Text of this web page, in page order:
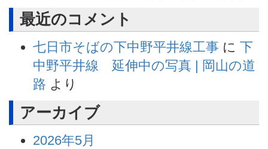
最近のコメント
七日市そばの下中野平井線工事 に 下
中野平井線 延伸中の写真 | 岡山の道
路 より
アーカイブ
2026年5月